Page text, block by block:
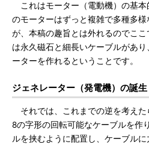
これはモーター（電動機）の基
のモーターはずっと複雑で多種多
が、本稿の趣旨とは外れるのでこ
は永久磁石と細長いケーブルがあ
ーターを作れるということです。
ジェネレーター（発電機）の誕生
それでは、これまでの逆を考えた
8の字形の回転可能なケーブルを作
ルを挟むように配置し、ケーブル